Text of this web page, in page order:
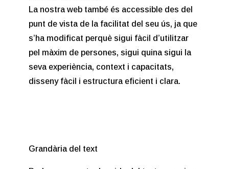
La nostra web també és accessible des del
punt de vista de la facilitat del seu ús, ja que
s’ha modificat perquè sigui fàcil d’utilitzar
pel màxim de persones, sigui quina sigui la
seva experiència, context i capacitats,
disseny fàcil i estructura eficient i clara.
Grandària del text